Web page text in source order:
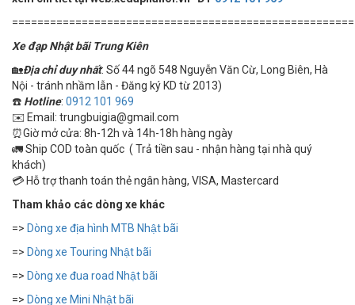
Xe đạp Nhật bãi Trung Kiên
🏡Địa chỉ duy nhất: Số 44 ngõ 548 Nguyễn Văn Cừ, Long Biên, Hà
Nội - tránh nhầm lẫn - Đăng ký KD từ 2013)
☎️ Hotline: 0912 101 969
✉️ Email: trungbuigia@gmail.com
⏰Giờ mở cửa: 8h-12h và 14h-18h hàng ngày
🚛 Ship COD toàn quốc ( Trả tiền sau - nhận hàng tại nhà quý
khách)
💳 Hỗ trợ thanh toán thẻ ngân hàng, VISA, Mastercard
Tham khảo các dòng xe khác
=> Dòng xe địa hình MTB Nhật bãi
=> Dòng xe Touring Nhật bãi
=> Dòng xe đua road Nhật bãi
=> Dòng xe Mini Nhật bãi